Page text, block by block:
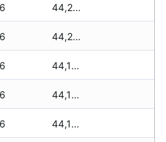
44,230 zł
44,210 zł
44,190 zł
44,190 zł
44,190 zł